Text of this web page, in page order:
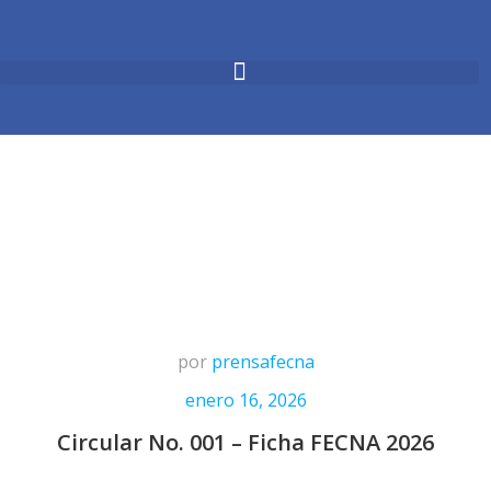
por prensafecna
enero 16, 2026
Circular No. 001 – Ficha FECNA 2026